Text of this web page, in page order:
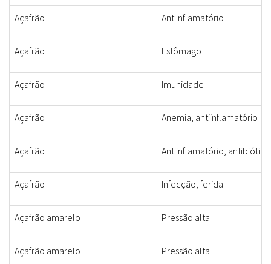
Açafrão Antiinflamatório
Açafrão Estômago
Açafrão Imunidade
Açafrão Anemia, antiinflamatório
Açafrão Antiinflamatório,
Açafrão Infecção, ferida
Açafrão amarelo Pressão alta
Açafrão amarelo Pressão alta